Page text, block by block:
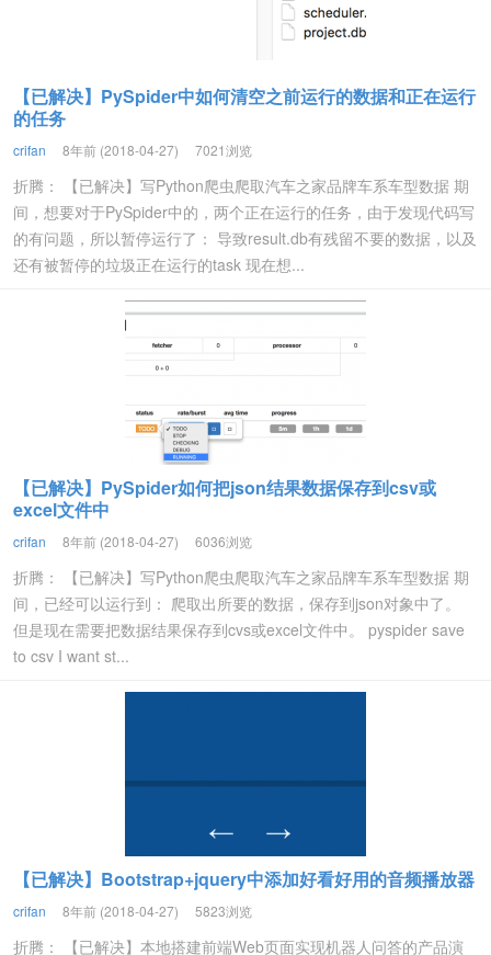
【已解决】PySpider中如何清空之前运行的数据和正在运行
的任务
crifan 8年前 (2018-04-27) 7021浏览
折腾： 【已解决】写Python爬虫爬取汽车之家品牌车系车型数据 期
间，想要对于PySpider中的，两个正在运行的任务，由于发现代码写
的有问题，所以暂停运行了： 导致result.db有残留不要的数据，以及
还有被暂停的垃圾正在运行的task 现在想...
【已解决】PySpider如何把json结果数据保存到csv或
excel文件中
crifan 8年前 (2018-04-27) 6036浏览
折腾： 【已解决】写Python爬虫爬取汽车之家品牌车系车型数据 期
间，已经可以运行到： 爬取出所要的数据，保存到json对象中了。
但是现在需要把数据结果保存到cvs或excel文件中。 pyspider save
to csv I want st...
【已解决】Bootstrap+jquery中添加好看好用的音频播放器
crifan 8年前 (2018-04-27) 5823浏览
折腾： 【已解决】本地搭建前端Web页面实现机器人问答的产品演